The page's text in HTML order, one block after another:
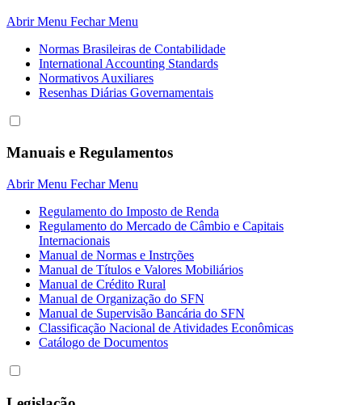
Abrir Menu Fechar Menu
Normas Brasileiras de Contabilidade
International Accounting Standards
Normativos Auxiliares
Resenhas Diárias Governamentais
Manuais e Regulamentos
Abrir Menu Fechar Menu
Regulamento do Imposto de Renda
Regulamento do Mercado de Câmbio e Capitais
Internacionais
Manual de Normas e Instrções
Manual de Títulos e Valores Mobiliários
Manual de Crédito Rural
Manual de Organização do SFN
Manual de Supervisão Bancária do SFN
Classificação Nacional de Atividades Econômicas
Catálogo de Documentos